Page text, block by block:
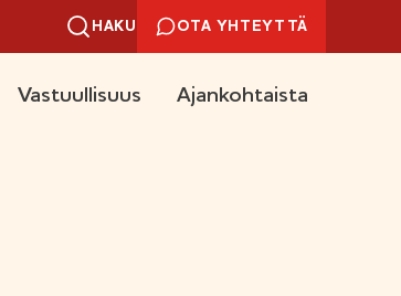
HAKU OTA YHTEYTTÄ
Vastuullisuus Ajankohtaista